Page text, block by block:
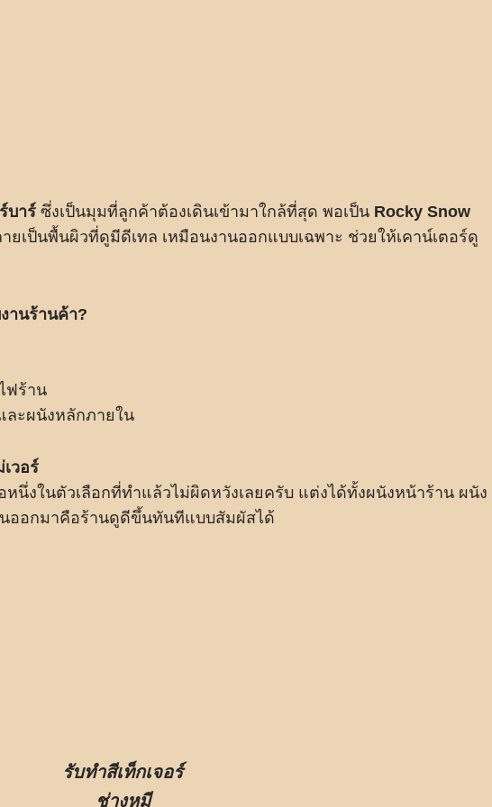
บาร์ ซึ่งเป็นมุมที่ลูกค้าต้องเดินเข้ามาใกล้ที่สุด พอเป็น Rocky Snow
ยเป็นพื้นผิวที่ดูมีดีเทล เหมือนงานออกแบบเฉพาะ ช่วยให้เคาน์เตอร์ดู
านร้านค้า?
ฟร้าน
ละผนังหลักภายใน
วอร์
หนึ่งในตัวเลือกที่ทำแล้วไม่ผิดหวังเลยครับ แต่งได้ทั้งผนังหน้าร้าน ผนัง
นออกมาคือร้านดูดีขึ้นทันทีแบบสัมผัสได้
รับทำสีเท็กเจอร์
ช่างหมี